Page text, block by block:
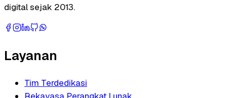
digital sejak 2013.
Layanan
Tim Terdedikasi